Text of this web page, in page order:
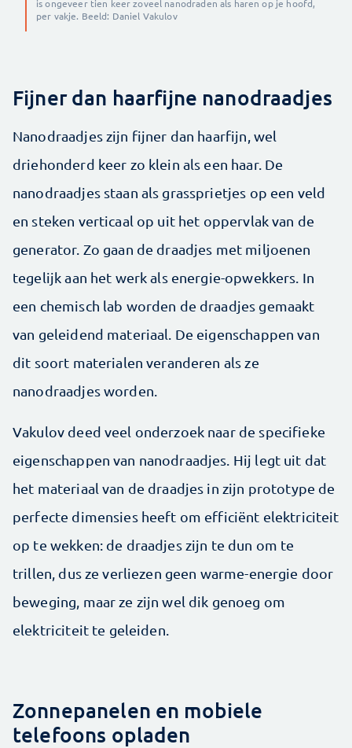
is ongeveer tien keer zoveel nanodraden als haren op je hoofd,
per vakje. Beeld: Daniel Vakulov
Fijner dan haarfijne nanodraadjes
Nanodraadjes zijn fijner dan haarfijn, wel
driehonderd keer zo klein als een haar. De
nanodraadjes staan als grassprietjes op een veld
en steken verticaal op uit het oppervlak van de
generator. Zo gaan de draadjes met miljoenen
tegelijk aan het werk als energie-opwekkers. In
een chemisch lab worden de draadjes gemaakt
van geleidend materiaal. De eigenschappen van
dit soort materialen veranderen als ze
nanodraadjes worden.
Vakulov deed veel onderzoek naar de specifieke
eigenschappen van nanodraadjes. Hij legt uit dat
het materiaal van de draadjes in zijn prototype de
perfecte dimensies heeft om efficiënt elektriciteit
op te wekken: de draadjes zijn te dun om te
trillen, dus ze verliezen geen warme-energie door
beweging, maar ze zijn wel dik genoeg om
elektriciteit te geleiden.
Zonnepanelen en mobiele
telefoons opladen